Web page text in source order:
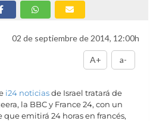
02 de septiembre de 2014, 12:00h
A+ a-
i24 noticiasde Israel tratará de
la BBC y France 24, con un
emitirá 24 horas en francés,